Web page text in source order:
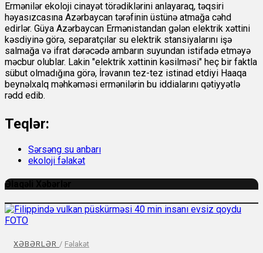
Ermənilər ekoloji cinayət törədiklərini anlayaraq, təqsiri
həyasızcasına Azərbaycan tərəfinin üstünə atmağa cəhd
edirlər. Güya Azərbaycan Ermənistandan gələn elektrik xəttini
kəsdiyinə görə, separatçılar su elektrik stansiyalarını işə
salmağa və ifrat dərəcədə ambarın suyundan istifadə etməyə
məcbur olublar. Lakin "elektrik xəttinin kəsilməsi" heç bir faktla
sübut olmadığına görə, İrəvanın tez-tez istinad etdiyi Haaqa
beynəlxalq məhkəməsi ermənilərin bu iddialarını qətiyyətlə
rədd edib.
Teqlər:
Sərsəng su anbarı
ekoloji fəlakət
Əlaqəli Xəbərlər
XƏBƏRLƏR / Fəlakət